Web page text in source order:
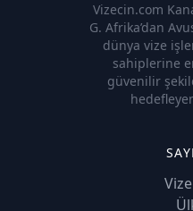
Vizecin.com
G. Afrika’dan
dünya vize
sahiplerine
güvenilir